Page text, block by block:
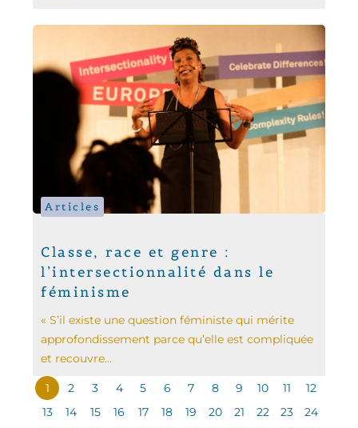
Articles
Classe, race et genre :
l’intersectionnalité dans le
féminisme
« S’il existe une question féministe qui mérite
approfondissement parce qu’elle est compliquée
et recouvre...
1 2 3 4 5 6 7 8 9 10 11
12
13
14 15 16 17 18 19 20 21 22 23
24